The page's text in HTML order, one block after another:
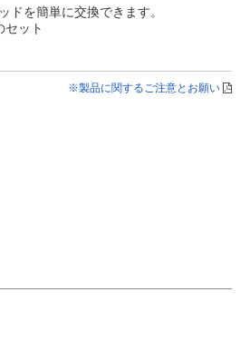
ドを簡単に交換できます。
セット
※製品に関するご注意とお願い